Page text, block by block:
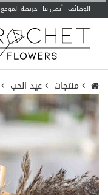
الوظائف أتصل بنا خريطة الموقع
منتجات عيد الحب